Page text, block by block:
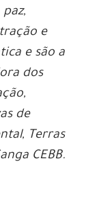
e
e são a
dos
de
Terras
CEBB.